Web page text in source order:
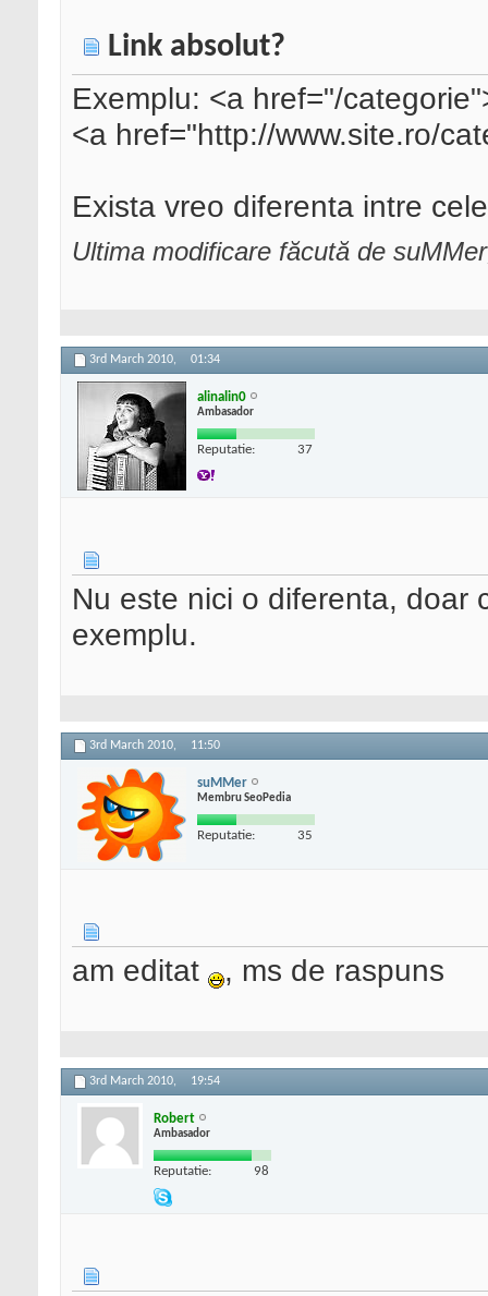
Link absolut?
Exemplu: <a href="/
<a href="http://www.site.ro/
Exista vreo diferenta intre
Ultima modificare făcută de
3rd March 2010, 01:34
alinalin0
Ambasador
Reputatie: 37
Nu este nici o diferenta, doar
exemplu.
3rd March 2010, 11:50
suMMer
Membru SeoPedia
Reputatie: 35
am editat , ms de raspuns
3rd March 2010, 19:54
Robert
Ambasador
Reputatie: 98